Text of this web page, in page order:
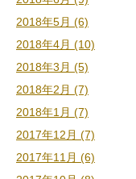
2018年5月 (6)
2018年4月 (10)
2018年3月 (5)
2018年2月 (7)
2018年1月 (7)
2017年12月 (7)
2017年11月 (6)